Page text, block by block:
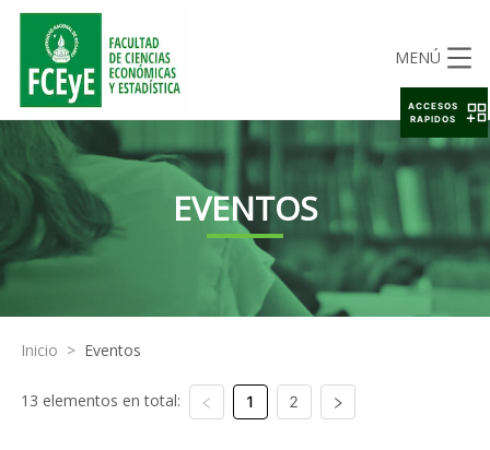
MENÚ
EVENTOS
Inicio > Eventos
13 elementos en total: 1 2
ACCESOS
RAPIDOS